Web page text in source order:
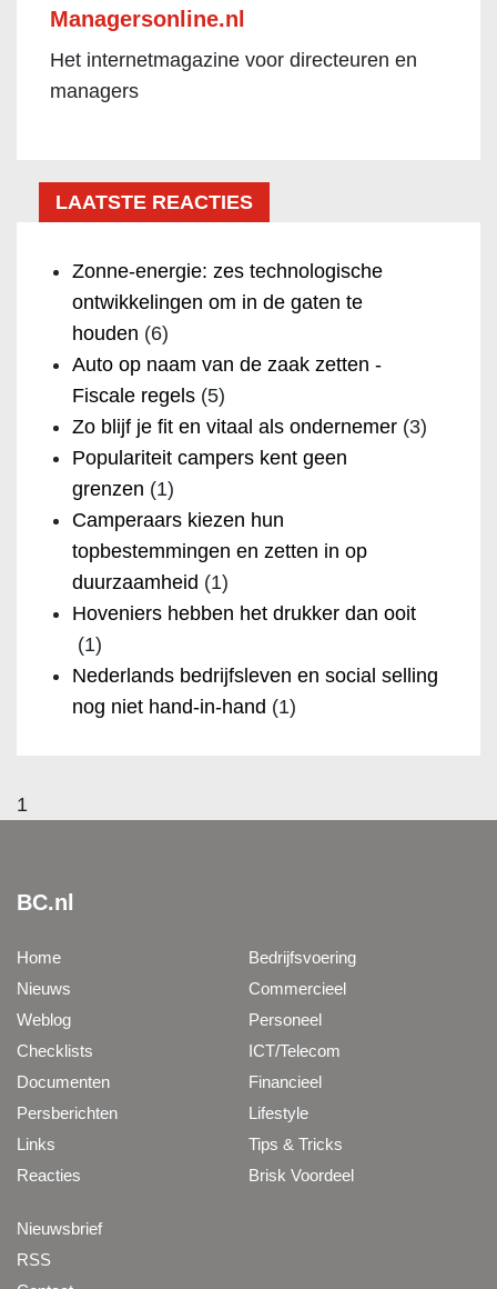
Managersonline.nl
Het internetmagazine voor directeuren en
managers
LAATSTE REACTIES
Zonne-energie: zes technologische
ontwikkelingen om in de gaten te
houden (6)
Auto op naam van de zaak zetten -
Fiscale regels (5)
Zo blijf je fit en vitaal als ondernemer (3)
Populariteit campers kent geen
grenzen (1)
Camperaars kiezen hun
topbestemmingen en zetten in op
duurzaamheid (1)
Hoveniers hebben het drukker dan ooit
(1)
Nederlands bedrijfsleven en social selling
nog niet hand-in-hand (1)
1
BC.nl
Home
Nieuws
Weblog
Checklists
Documenten
Persberichten
Links
Reacties
Bedrijfsvoering
Commercieel
Personeel
ICT/Telecom
Financieel
Lifestyle
Tips & Tricks
Brisk Voordeel
Nieuwsbrief
RSS